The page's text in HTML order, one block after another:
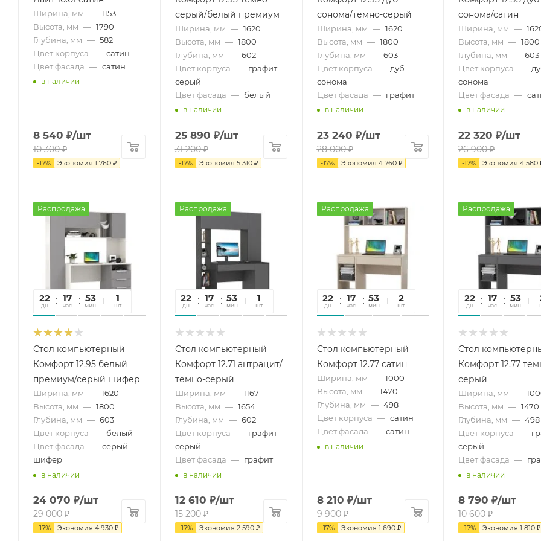
Ширина, мм — 1153
Высота, мм — 1790
Глубина, мм — 582
Цвет корпуса — сатин
Цвет фасада — сатин
в наличии
8 540 ₽/шт
10 300₽
-17% Экономия 1 760 ₽
серый/белый премиум
Ширина, мм — 1620
Высота, мм — 1800
Глубина, мм — 602
Цвет корпуса — графит
серый
Цвет фасада — белый
в наличии
25 890 ₽/шт
31 200₽
-17% Экономия 5 310₽
сонома/тёмно-серый
Ширина, мм — 1620
Высота, мм — 1800
Глубина, мм — 603
Цвет корпуса — дуб
сонома
Цвет фасада — графит
в наличии
23 240 ₽/шт
28 000₽
-17% Экономия 4 760₽
сонома/сатин
Ширина, мм —
Высота, мм — 1800
Глубина, мм — 603
Цвет корпуса —
сонома
Цвет фасада —
в наличии
22 320 ₽/шт
26 900₽
-17% Экономия 4 580
Распродажа
22
дн
17
час
53
мин
43
сек
1
шт
Стол компьютерный
Комфорт 12.95 белый
премиум/серый шифер
Ширина, мм — 1620
Высота, мм — 1800
Глубина, мм — 603
Цвет корпуса — белый
Цвет фасада — серый
шифер
в наличии
24 070 ₽/шт
29 000₽
-17% Экономия 4 930 ₽
Распродажа
22
дн
17
час
53
мин
43
сек
1
шт
Стол компьютерный
Комфорт 12.71 антрацит/
тёмно-серый
Ширина, мм — 1167
Высота, мм — 1654
Глубина, мм — 602
Цвет корпуса — графит
серый
Цвет фасада — графит
в наличии
12 610 ₽/шт
15 200₽
-17% Экономия 2 590₽
Распродажа
22
дн
17
час
53
мин
43
сек
2
шт
Стол компьютерный
Комфорт 12.77 сатин
Ширина, мм — 1000
Высота, мм — 1470
Глубина, мм — 498
Цвет корпуса — сатин
Цвет фасада — сатин
в наличии
8 210 ₽/шт
9 900₽
-17% Экономия 1 690₽
Распродажа
22
дн
17
час
53
мин
Стол
Комфорт 12.77
серый
Ширина, мм —
Высота, мм — 1470
Глубина, мм — 498
Цвет корпуса —
серый
Цвет фасада —
в наличии
8 790 ₽/шт
10 600₽
-17% Экономия 1 810 ₽